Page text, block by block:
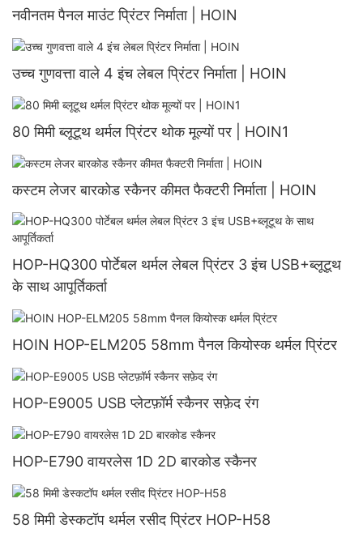
नवीनतम पैनल माउंट प्रिंटर निर्माता | HOIN
उच्च गुणवत्ता वाले 4 इंच लेबल प्रिंटर निर्माता | HOIN
80 मिमी ब्लूटूथ थर्मल प्रिंटर थोक मूल्यों पर | HOIN1
कस्टम लेजर बारकोड स्कैनर कीमत फैक्टरी निर्माता | HOIN
HOP-HQ300 पोर्टेबल थर्मल लेबल प्रिंटर 3 इंच USB+ब्लूटूथ
के साथ आपूर्तिकर्ता
HOIN HOP-ELM205 58mm पैनल कियोस्क थर्मल प्रिंटर
HOP-E9005 USB प्लेटफ़ॉर्म स्कैनर सफ़ेद रंग
HOP-E790 वायरलेस 1D 2D बारकोड स्कैनर
58 मिमी डेस्कटॉप थर्मल रसीद प्रिंटर HOP-H58